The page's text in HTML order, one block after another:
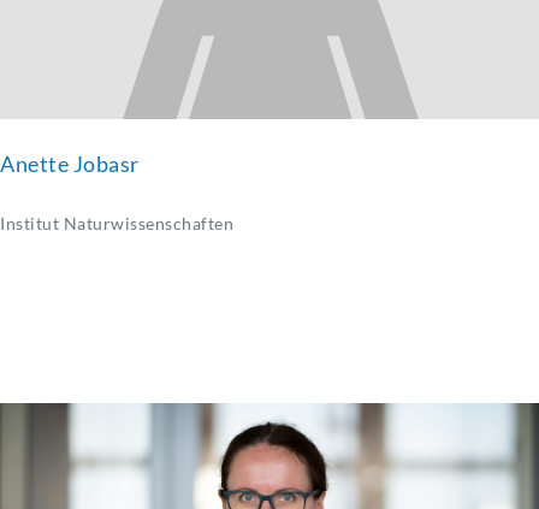
Anette Jobasr
Institut Naturwissenschaften